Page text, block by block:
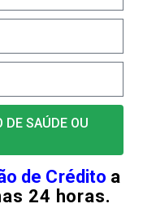
DE SAÚDE OU
de Crédito a
24 horas.